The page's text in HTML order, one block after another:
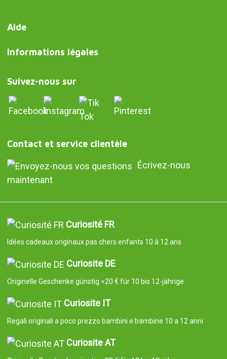
Aide
Informations légales
Suivez-nous sur
Contact et service clientèle
Écrivez-nous
maintenant
Curiosité FR
Idées cadeaux originaux pas chers enfants 10 à 12 ans
Curiosite DE
Originelle Geschenke günstig <20 € für 10 bis 12-jährige
Curiosite IT
Regali originali a poco prezzo bambini e bambine 10 a 12 anni
Curiosite AT